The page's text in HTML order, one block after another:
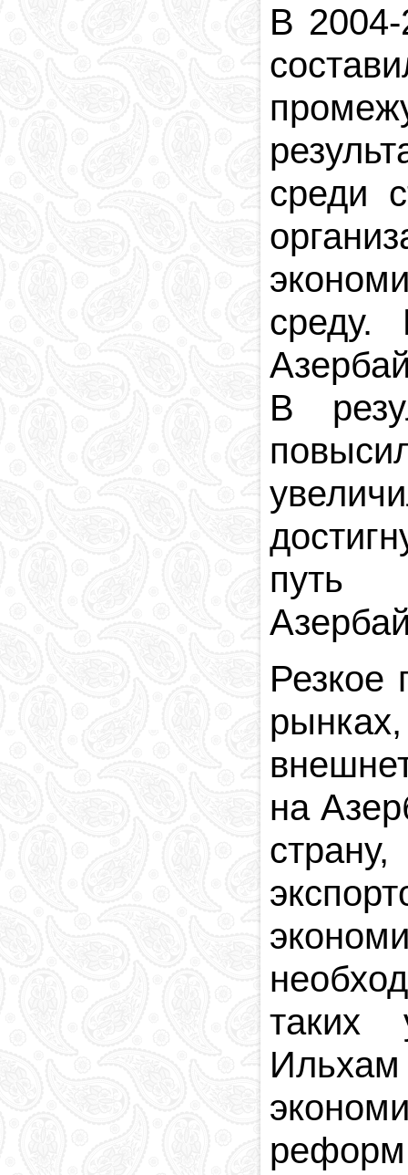
В 2004-
среди
среду.
В
путь
Резкое
на
таких